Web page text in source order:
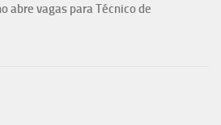
abre vagas para Técnico de